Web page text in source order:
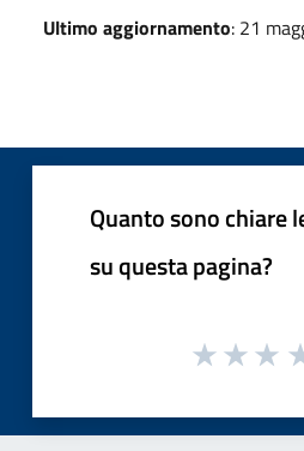
Ultimo aggiornamento: 21
Quanto sono chiare
su questa pagina?